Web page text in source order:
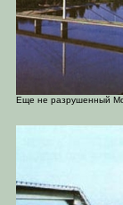
Еще не разрушенный